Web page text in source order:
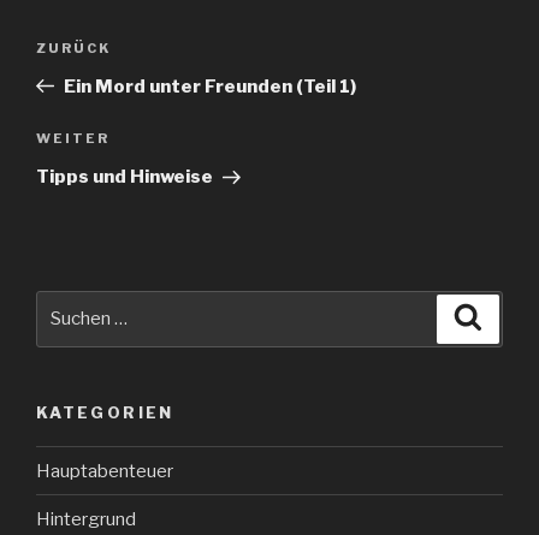
Beitragsnavigation
Vorheriger
Beitrag
ZURÜCK
Ein Mord unter Freunden (Teil 1)
Nächster
Beitrag
WEITER
Tipps und Hinweise
KATEGORIEN
Hauptabenteuer
Hintergrund